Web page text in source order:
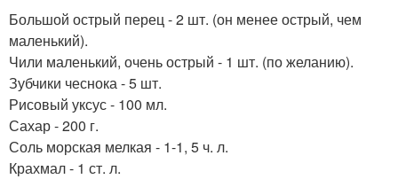
Большой острый перец - 2 шт. (он менее острый, чем
маленький).
Чили маленький, очень острый - 1 шт. (по желанию).
Зубчики чеснока - 5 шт.
Рисовый уксус - 100 мл.
Сахар - 200 г.
Соль морская мелкая - 1-1, 5 ч. л.
Крахмал - 1 ст. л.